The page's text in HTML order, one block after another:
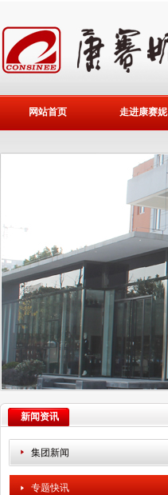
网站首页 走进康赛妮
新闻资讯
集团新闻
专题快讯